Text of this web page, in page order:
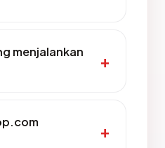
menjalankan